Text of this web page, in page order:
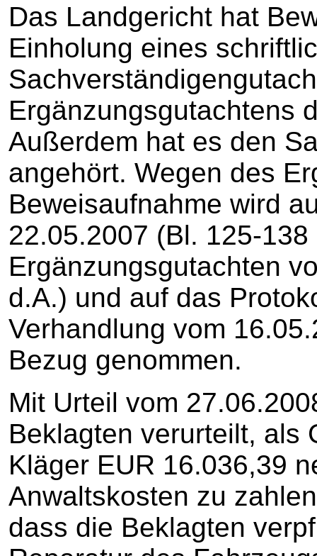
Das Landgericht hat
Einholung eines
Ergänzungsgutachtens
Außerdem hat es den
angehört. Wegen des
Beweisaufnahme wird
22.05.2007 (Bl. 125-
Ergänzungsgutachten
d.A.) und auf das
Verhandlung vom
Bezug genommen.
Mit Urteil vom
Beklagten verurteilt, als
Kläger EUR 16.036,39
Anwaltskosten zu
dass die Beklagten